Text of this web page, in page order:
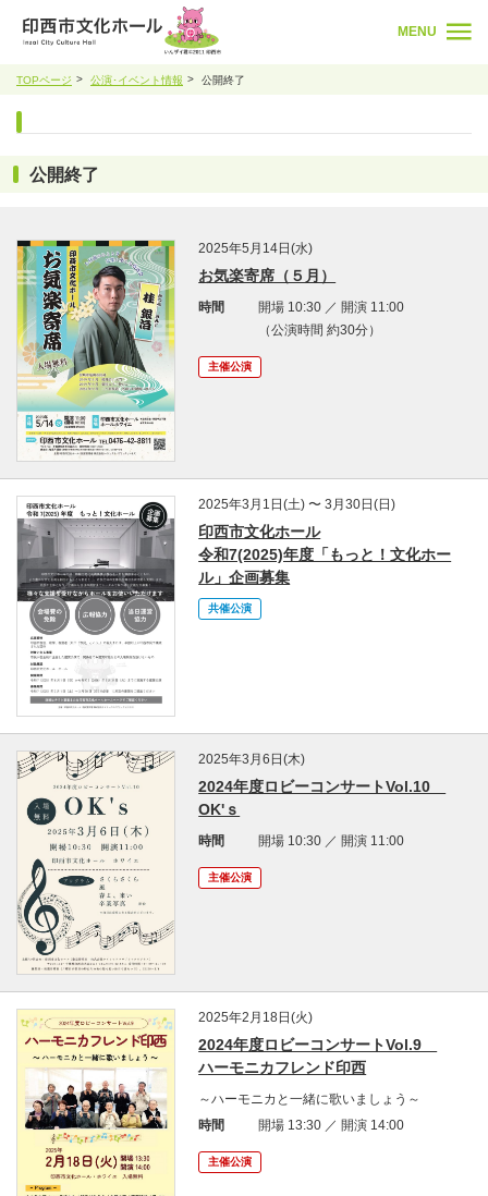
MENU
TOPページ 公演･イベント情報 公開終了
公開終了
2025年5月14日(水)
お気楽寄席（５月）
時間
開場 10:30 ／ 開演 11:00
（公演時間 約30分）
主催公演
2025年3月1日(土) 〜 3月30日(日)
印西市文化ホール
令和7(2025)年度「もっと！文化ホー
ル」企画募集
共催公演
2025年3月6日(木)
2024年度ロビーコンサートVol.10
OK'ｓ
時間 開場 10:30 ／ 開演 11:00
主催公演
2025年2月18日(火)
2024年度ロビーコンサートVol.9
ハーモニカフレンド印西
～ハーモニカと一緒に歌いましょう～
時間
開場 13:30 ／ 開演 14:00
主催公演